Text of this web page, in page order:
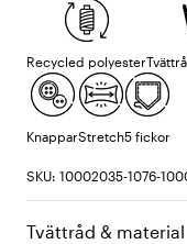
Recycled polyester
KnapparStretch5 fickor
SKU: 10002035-1076-
Tvättråd & material